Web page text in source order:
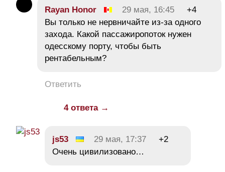
Rayan Honor 29 мая, 16:45
+4
Вы только не нервничайте из-за одного
захода. Какой пассажиропоток нужен
одесскому порту, чтобы быть
рентабельным?
Ответить
4 ответа →
js53 29 мая, 17:37
+2
Очень цивилизовано…